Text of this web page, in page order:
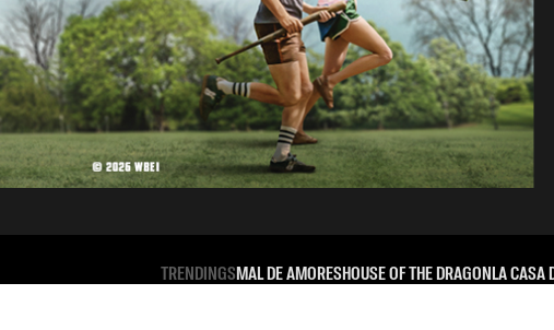
TRENDINGSMAL DE AMORESHOUSE OF THE DRAGONLA CASA